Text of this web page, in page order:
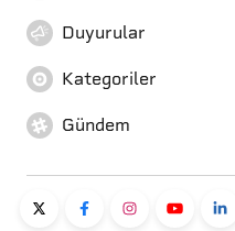
Duyurular
Kategoriler
Gündem